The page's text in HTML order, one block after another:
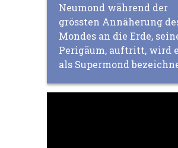
Neumond während der
grössten Annäherung
Mondes an die Erde,
Perigäum, auftritt, wird
als Supermond